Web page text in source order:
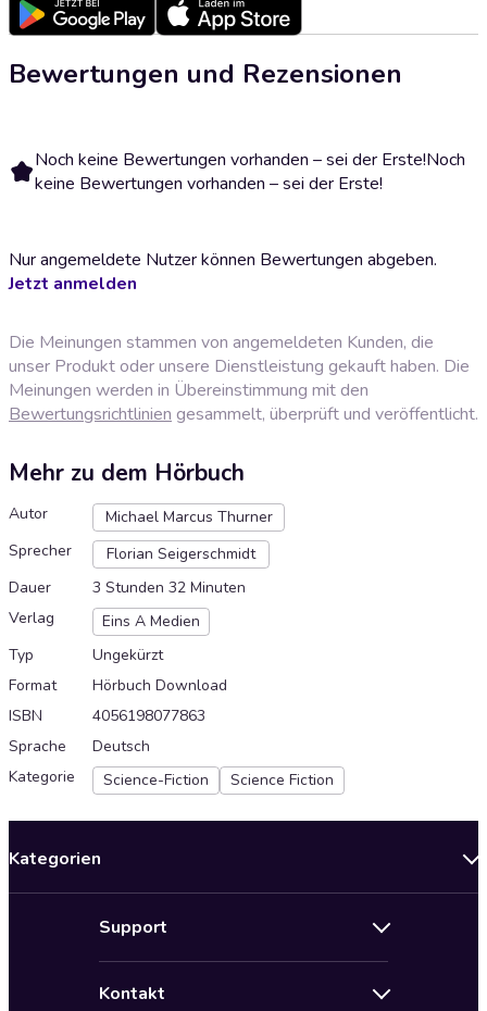
Bewertungen und Rezensionen
Noch keine Bewertungen vorhanden – sei der Erste!Noch
keine Bewertungen vorhanden – sei der Erste!
Nur angemeldete Nutzer können Bewertungen abgeben.
Jetzt anmelden
Die Meinungen stammen von angemeldeten Kunden, die
unser Produkt oder unsere Dienstleistung gekauft haben. Die
Meinungen werden in Übereinstimmung mit den
Bewertungsrichtlinien gesammelt, überprüft und veröffentlicht.
Mehr zu dem Hörbuch
Autor
Michael Marcus Thurner
Sprecher
Florian Seigerschmidt
Dauer
3 Stunden 32 Minuten
Verlag
Eins A Medien
Typ
Ungekürzt
Format
Hörbuch Download
ISBN
4056198077863
Sprache
Deutsch
Kategorie
Science-Fiction Science Fiction
Kategorien
Support
Kontakt